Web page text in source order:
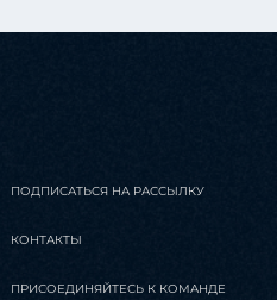
ПОДПИСАТЬСЯ НА РАССЫЛКУ
КОНТАКТЫ
ПРИСОЕДИНЯЙТЕСЬ К КОМАНДЕ